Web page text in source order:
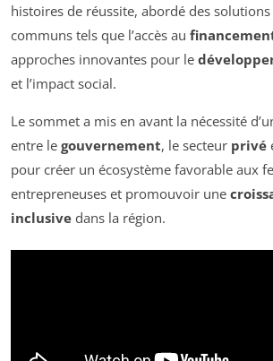
histoires de réussite, abordé des
communs tels que l’accès au
approches innovantes pour le
et l’impact social.
Le sommet a mis en avant la nécessité
entre le gouvernement, le secteur privé
pour créer un écosystème favorable aux
entrepreneuses et promouvoir une
inclusive dans la région.